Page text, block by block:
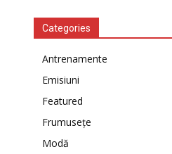
Categories
Antrenamente
Emisiuni
Featured
Frumusețe
Modă